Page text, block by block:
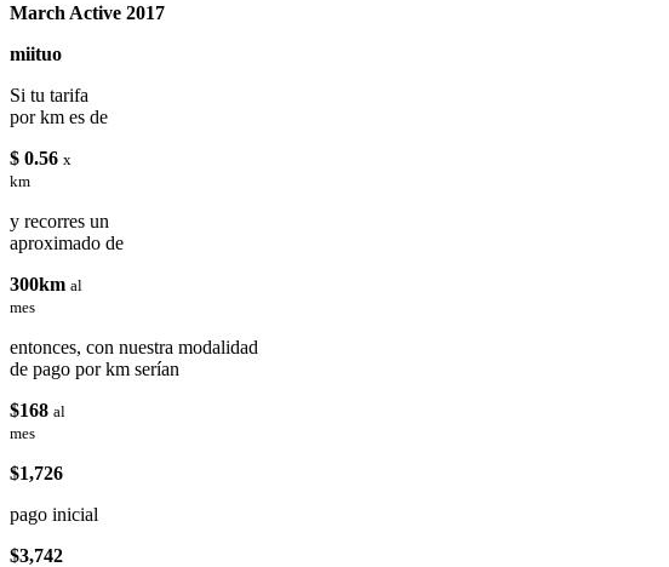
March Active 2017
miituo
Si tu tarifa
por km es de
$ 0.56 x
km
y recorres un
aproximado de
300km al
mes
entonces, con nuestra modalidad
de pago por km serían
$168 al
mes
$1,726
pago inicial
$3,742